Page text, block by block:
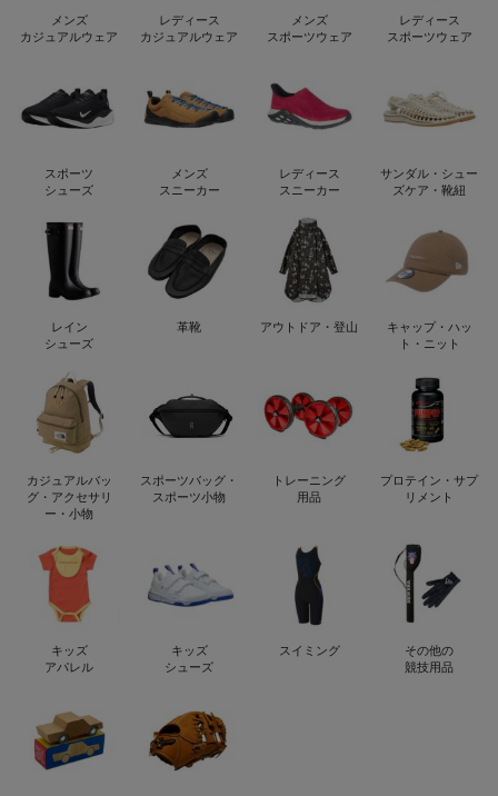
メンズ
カジュアルウェア
レディース
カジュアルウェア
メンズ
スポーツウェア
レディース
スポーツウェア
スポーツ
シューズ
メンズ
スニーカー
レディース
スニーカー
サンダル・シュー
ズケア・靴紐
レイン
シューズ
革靴 アウトドア・登山
キャップ・ハッ
ト・ニット
カジュアルバッ
グ・アクセサリ
ー・小物
スポーツバッグ・
スポーツ小物
トレーニング
用品
プロテイン・サプ
リメント
キッズ
アパレル
キッズ
シューズ
スイミング
その他の
競技用品